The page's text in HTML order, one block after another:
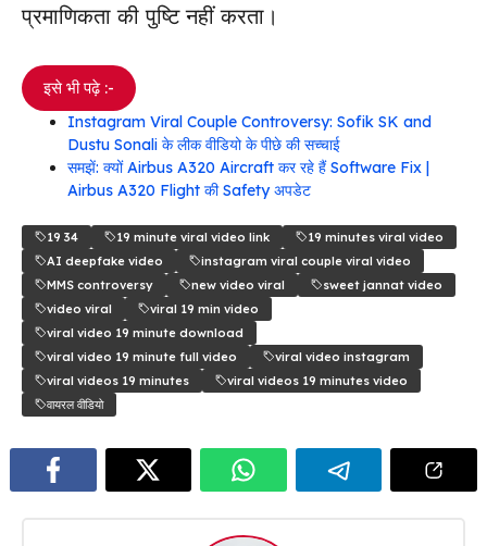
प्रमाणिकता की पुष्टि नहीं करता।
इसे भी पढ़े :-
Instagram Viral Couple Controversy: Sofik SK and
Dustu Sonali के लीक वीडियो के पीछे की सच्चाई
समझें: क्यों Airbus A320 Aircraft कर रहे हैं Software Fix |
Airbus A320 Flight की Safety अपडेट
19 34 19 minute viral video link
19 minutes viral video
AI deepfake video
instagram viral couple viral video
MMS controversy
new video viral
sweet jannat video
video viral
viral 19 min video
viral video 19 minute download
viral video 19 minute full video
viral video instagram
viral videos 19 minutes
viral videos 19 minutes video
वायरल वीडियो